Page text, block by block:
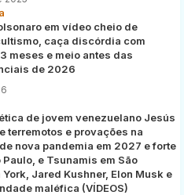
em vídeo cheio de
caça discórdia com
meses e meio antes das
de 2026
de jovem venezuelano Jesús
terremotos e provações na
nova pandemia em 2027 e forte
Paulo, e Tsunamis em São
Jared Kushner, Elon Musk e
maléfica (VÍDEOS)